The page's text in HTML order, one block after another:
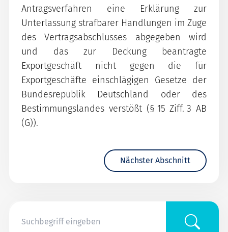
Antragsverfahren eine Erklärung zur
Unterlassung strafbarer Handlungen im Zuge
des Vertragsabschlusses abgegeben wird
und das zur Deckung beantragte
Exportgeschäft nicht gegen die für
Exportgeschäfte einschlägigen Gesetze der
Bundesrepublik Deutschland oder des
Bestimmungslandes verstößt (§ 15 Ziff. 3 AB
(G)).
Nächster Abschnitt